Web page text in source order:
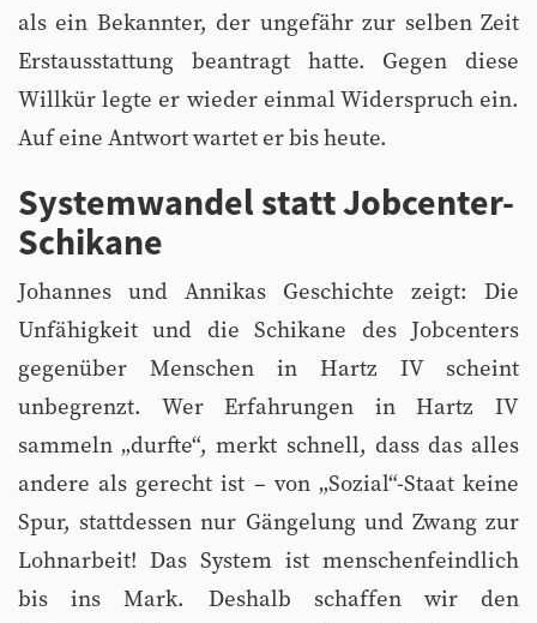
als ein Bekannter, der ungefähr zur selben Zeit
Erstausstattung beantragt hatte. Gegen diese
Willkür legte er wieder einmal Widerspruch ein.
Auf eine Antwort wartet er bis heute.
Systemwandel statt Jobcenter-
Schikane
Johannes und Annikas Geschichte zeigt: Die
Unfähigkeit und die Schikane des Jobcenters
gegenüber Menschen in Hartz IV scheint
unbegrenzt. Wer Erfahrungen in Hartz IV
sammeln „durfte“, merkt schnell, dass das alles
andere als gerecht ist – von „Sozial“-Staat keine
Spur, stattdessen nur Gängelung und Zwang zur
Lohnarbeit! Das System ist menschenfeindlich
bis ins Mark. Deshalb schaffen wir den